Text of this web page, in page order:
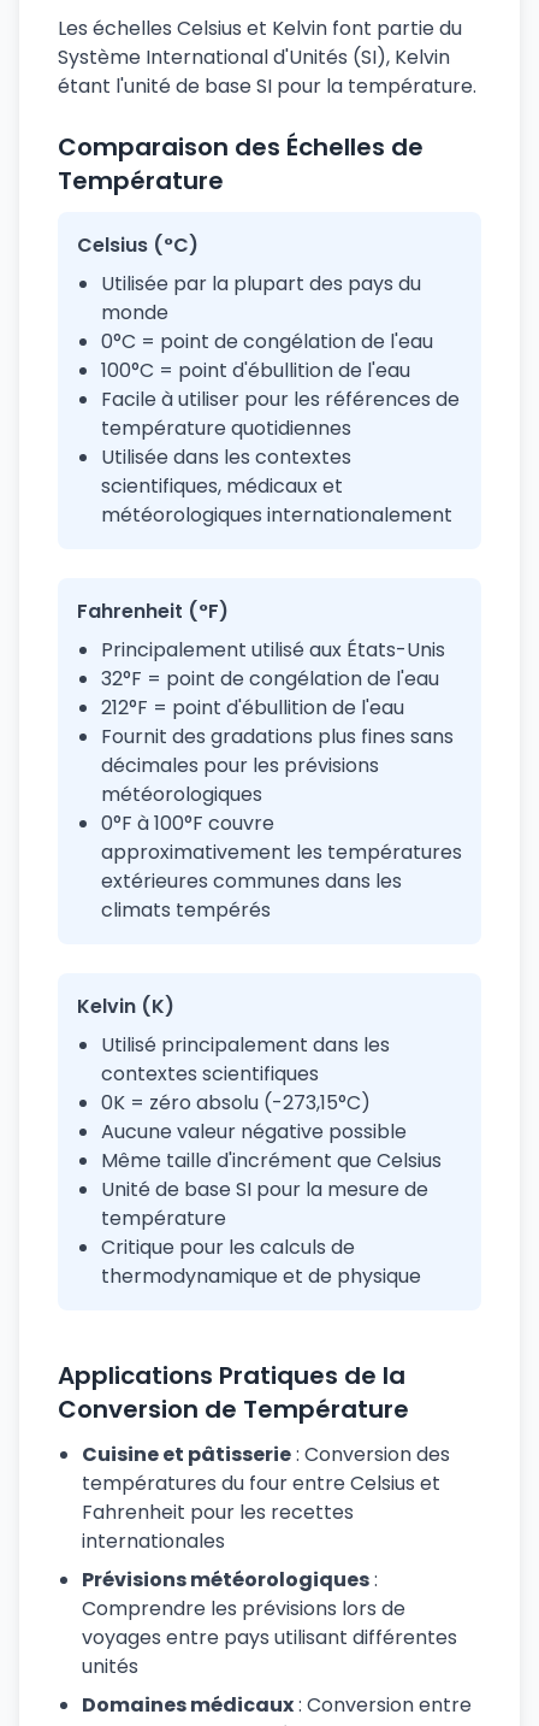
Les échelles Celsius et Kelvin font partie du
Système International d'Unités (SI), Kelvin
étant l'unité de base SI pour la température.
Comparaison des Échelles de
Température
Celsius (°C)
Utilisée par la plupart des pays du
monde
0°C = point de congélation de l'eau
100°C = point d'ébullition de l'eau
Facile à utiliser pour les références de
température quotidiennes
Utilisée dans les contextes
scientifiques, médicaux et
météorologiques internationalement
Fahrenheit (°F)
Principalement utilisé aux États-Unis
32°F = point de congélation de l'eau
212°F = point d'ébullition de l'eau
Fournit des gradations plus fines sans
décimales pour les prévisions
météorologiques
0°F à 100°F couvre
approximativement les températures
extérieures communes dans les
climats tempérés
Kelvin (K)
Utilisé principalement dans les
contextes scientifiques
0K = zéro absolu (-273,15°C)
Aucune valeur négative possible
Même taille d'incrément que Celsius
Unité de base SI pour la mesure de
température
Critique pour les calculs de
thermodynamique et de physique
Applications Pratiques de la
Conversion de Température
Cuisine et pâtisserie: Conversion des
températures du four entre Celsius et
Fahrenheit pour les recettes
internationales
Prévisions météorologiques:
Comprendre les prévisions lors de
voyages entre pays utilisant différentes
unités
Domaines médicaux: Conversion entre